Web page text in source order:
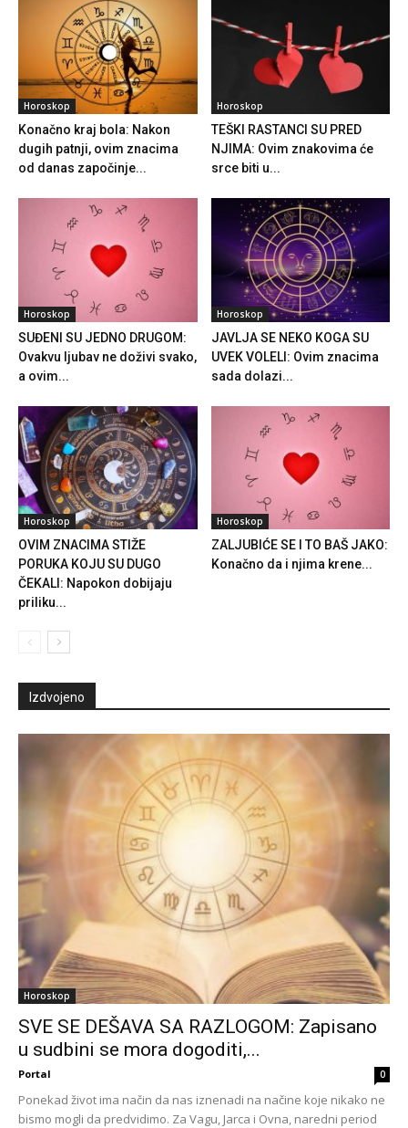
Horoskop
Konačno kraj bola: Nakon
dugih patnji, ovim znacima
od danas započinje...
Horoskop
TEŠKI RASTANCI SU PRED
NJIMA: Ovim znakovima će
srce biti u...
Horoskop
SUĐENI SU JEDNO DRUGOM:
Ovakvu ljubav ne doživi svako,
a ovim...
Horoskop
JAVLJA SE NEKO KOGA SU
UVEK VOLELI: Ovim znacima
sada dolazi...
Horoskop
OVIM ZNACIMA STIŽE
PORUKA KOJU SU DUGO
ČEKALI: Napokon dobijaju
priliku...
Horoskop
ZALJUBIĆE SE I TO BAŠ JAKO:
Konačno da i njima krene...
Izdvojeno
Horoskop
SVE SE DEŠAVA SA RAZLOGOM: Zapisano
u sudbini se mora dogoditi,...
Portal 0
Ponekad život ima način da nas iznenadi na načine koje nikako ne
bismo mogli da predvidimo. Za Vagu, Jarca i Ovna, naredni period